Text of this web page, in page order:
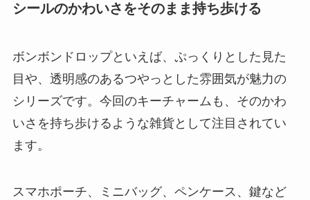
シールのかわいさをそのまま持ち歩ける
ボンボンドロップといえば、ぷっくりとした見た
目や、透明感のあるつやっとした雰囲気が魅力の
シリーズです。今回のキーチャームも、そのかわ
いさを持ち歩けるような雑貨として注目されてい
ます。
スマホポーチ、ミニバッグ、ペンケース、鍵など